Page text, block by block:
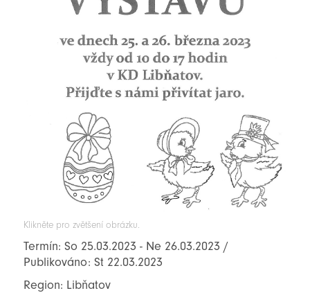
Klikněte pro zvětšení obrázku.
Termín: So 25.03.2023 - Ne 26.03.2023 /
Publikováno: St 22.03.2023
Region: Libňatov